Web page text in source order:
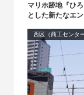
マリホ跡地『ひ
とした新たなエ
西区（商工センタ